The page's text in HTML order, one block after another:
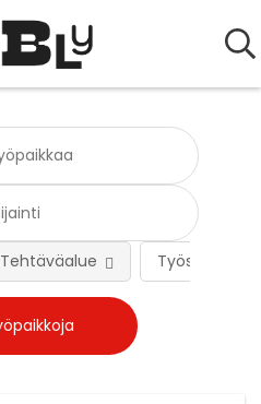
Työsuhteen
Tehtäväalue